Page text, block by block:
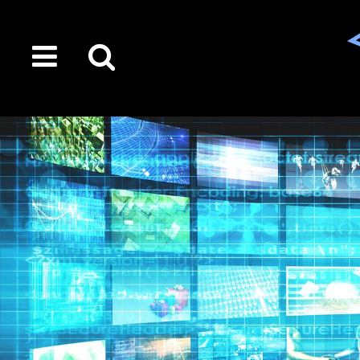
toggle
der
gesamten
Seite